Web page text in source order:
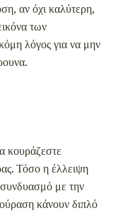
Τόσο η έλλειψη
με την
κάνουν διπλό
αυξημένο
γρήγορα και
–με ιδιαίτερη
επιλογές του fast
καλύτερα,
της σοκολάτας στον